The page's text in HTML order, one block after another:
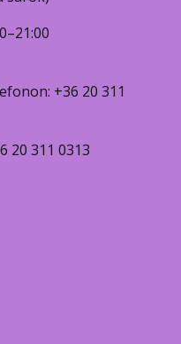
+36 20 311
20 311 0313